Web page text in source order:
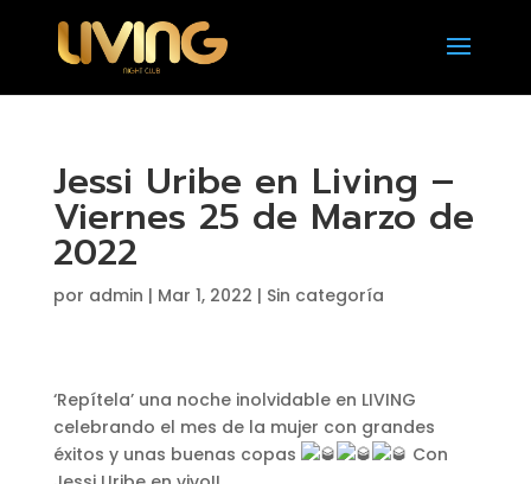
Jessi Uribe en Living –
Viernes 25 de Marzo de
2022
por admin | Mar 1, 2022 | Sin categoría
‘Repítela’ una noche inolvidable en LIVING
celebrando el mes de la mujer con grandes
éxitos y unas buenas copas
Con